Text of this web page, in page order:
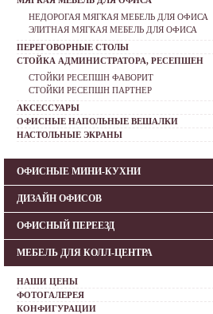
НЕДОРОГАЯ МЯГКАЯ МЕБЕЛЬ ДЛЯ ОФИСА
ЭЛИТНАЯ МЯГКАЯ МЕБЕЛЬ ДЛЯ ОФИСА
ПЕРЕГОВОРНЫЕ СТОЛЫ
СТОЙКА АДМИНИСТРАТОРА, РЕСЕПШЕН
СТОЙКИ РЕСЕПШН ФАВОРИТ
СТОЙКИ РЕСЕПШН ПАРТНЕР
АКСЕССУАРЫ
ОФИСНЫЕ НАПОЛЬНЫЕ ВЕШАЛКИ
НАСТОЛЬНЫЕ ЭКРАНЫ
ОФИСНЫЕ МИНИ-КУХНИ
ДИЗАЙН ОФИСОВ
ОФИСНЫЙ ПЕРЕЕЗД
МЕБЕЛЬ ДЛЯ КОЛЛ-ЦЕНТРА
НАШИ ЦЕНЫ
ФОТОГАЛЕРЕЯ
КОНФИГУРАЦИИ